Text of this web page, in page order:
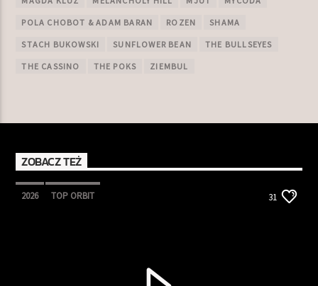
POLA CHOBOT & ADAM BARAN ROZEN SHAMA
STACH BUKOWSKI SUNFLOWER BEAN THE BULLSEYES
THE CASSINO THE POKS ZIEMBUL
ZOBACZ TEŻ
2026 TOP ORBIT 31